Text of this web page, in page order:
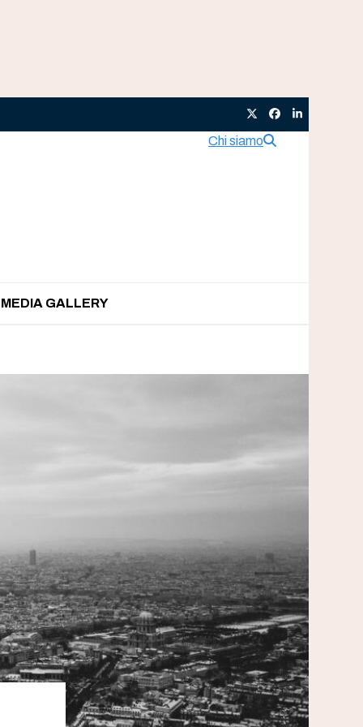
TwitterFacebook
LinkedIn
Chi siamo
MEDIA GALLERY